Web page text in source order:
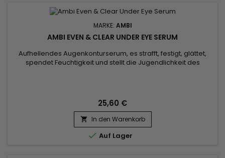
MARKE: AMBI
AMBI EVEN & CLEAR UNDER EYE SERUM
Aufhellendes Augenkonturserum, es strafft, festigt, glättet,
spendet Feuchtigkeit und stellt die Jugendlichkeit des
aufhellende Augenserum reduziert feine Linien, polstert alle...
25,60 €
 In den Warenkorb
 Auf Lager